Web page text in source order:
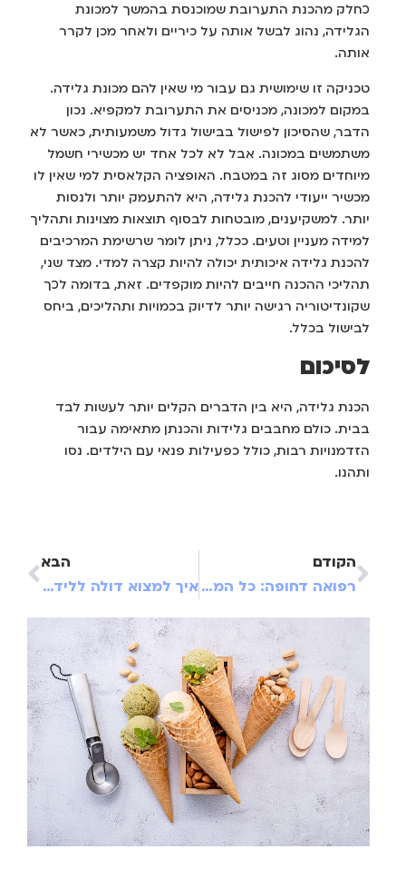
כחלק מהכנת התערובת שמוכנסת בהמשך למכונת
הגלידה, נהוג לבשל אותה על כיריים ולאחר מכן לקרר
אותה.
טכניקה זו שימושית גם עבור מי שאין להם מכונת גלידה.
במקום למכונה, מכניסים את התערובת למקפיא. נכון
הדבר, שהסיכון לפישול בבישול גדול משמעותית, כאשר לא
משתמשים במכונה. אבל לא לכל אחד יש מכשירי חשמל
מיוחדים מסוג זה במטבח. האופציה הקלאסית למי שאין לו
מכשיר ייעודי להכנת גלידה, היא להתעמק יותר ולנסות
יותר. למשקיענים, מובטחות לבסוף תוצאות מצוינות ותהליך
למידה מעניין וטעים. ככלל, ניתן לומר שרשימת המרכיבים
להכנת גלידה איכותית יכולה להיות קצרה למדי. מצד שני,
תהליכי ההכנה חייבים להיות מוקפדים. זאת, בדומה לכך
שקונדיטוריה רגישה יותר לדיוק בכמויות ותהליכים, ביחס
לבישול בכלל.
לסיכום
הכנת גלידה, היא בין הדברים הקלים יותר לעשות לבד
בבית. כולם מחבבים גלידות והכנתן מתאימה עבור
הזדמנויות רבות, כולל כפעילות פנאי עם הילדים. נסו
ותהנו.
הקודם
רפואה דחופה: כל המרפאות שיעמדו לרשותכם 24/7
הבא
איך למצוא דולה ללידה?